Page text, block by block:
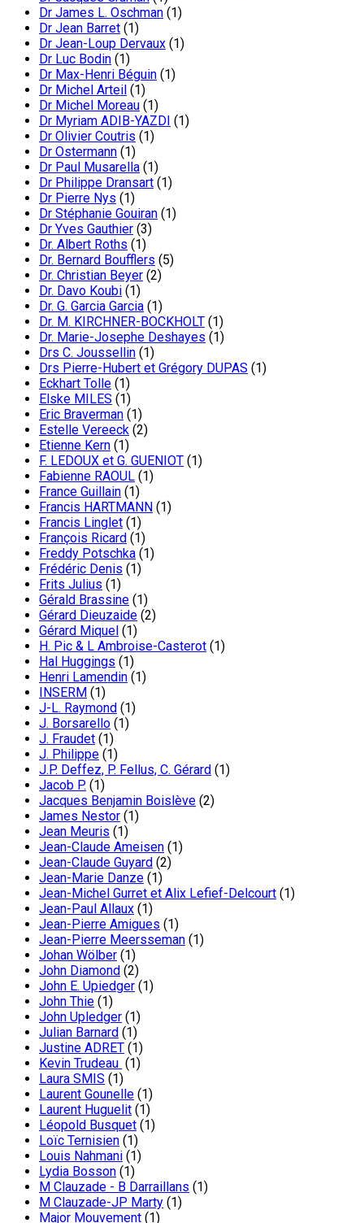
Dr James L. Oschman (1)
Dr Jean Barret (1)
Dr Jean-Loup Dervaux (1)
Dr Luc Bodin (1)
Dr Max-Henri Béguin (1)
Dr Michel Arteil (1)
Dr Michel Moreau (1)
Dr Myriam ADIB-YAZDI (1)
Dr Olivier Coutris (1)
Dr Ostermann (1)
Dr Paul Musarella (1)
Dr Philippe Dransart (1)
Dr Pierre Nys (1)
Dr Stéphanie Gouiran (1)
Dr Yves Gauthier (3)
Dr. Albert Roths (1)
Dr. Bernard Boufflers (5)
Dr. Christian Beyer (2)
Dr. Davo Koubi (1)
Dr. G. Garcia Garcia (1)
Dr. M. KIRCHNER-BOCKHOLT (1)
Dr. Marie-Josephe Deshayes (1)
Drs C. Joussellin (1)
Drs Pierre-Hubert et Grégory DUPAS (1)
Eckhart Tolle (1)
Elske MILES (1)
Eric Braverman (1)
Estelle Vereeck (2)
Etienne Kern (1)
F. LEDOUX et G. GUENIOT (1)
Fabienne RAOUL (1)
France Guillain (1)
Francis HARTMANN (1)
Francis Linglet (1)
François Ricard (1)
Freddy Potschka (1)
Frédéric Denis (1)
Frits Julius (1)
Gérald Brassine (1)
Gérard Dieuzaide (2)
Gérard Miquel (1)
H. Pic & L Ambroise-Casterot (1)
Hal Huggings (1)
Henri Lamendin (1)
INSERM (1)
J-L. Raymond (1)
J. Borsarello (1)
J. Fraudet (1)
J. Philippe (1)
J.P. Deffez, P. Fellus, C. Gérard (1)
Jacob P. (1)
Jacques Benjamin Boislève (2)
James Nestor (1)
Jean Meuris (1)
Jean-Claude Ameisen (1)
Jean-Claude Guyard (2)
Jean-Marie Danze (1)
Jean-Michel Gurret et Alix Lefief-Delcourt (1)
Jean-Paul Allaux (1)
Jean-Pierre Amigues (1)
Jean-Pierre Meersseman (1)
Johan Wölber (1)
John Diamond (2)
John E. Upiedger (1)
John Thie (1)
John Upledger (1)
Julian Barnard (1)
Justine ADRET (1)
Kevin Trudeau (1)
Laura SMIS (1)
Laurent Gounelle (1)
Laurent Huguelit (1)
Léopold Busquet (1)
Loïc Ternisien (1)
Louis Nahmani (1)
Lydia Bosson (1)
M Clauzade - B Darraillans (1)
M Clauzade-JP Marty (1)
Major Mouvement (1)